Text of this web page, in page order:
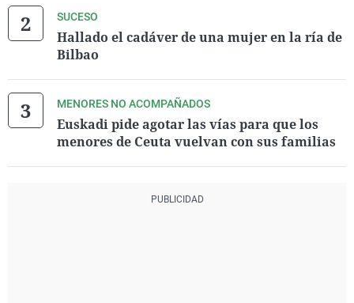
SUCESO
Hallado el cadáver de una mujer en la ría de
Bilbao
MENORES NO ACOMPAÑADOS
Euskadi pide agotar las vías para que los
menores de Ceuta vuelvan con sus familias